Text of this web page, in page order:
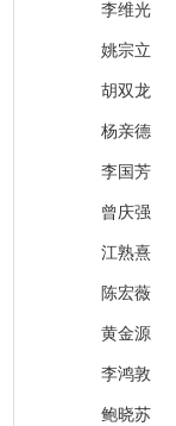
李维光
姚宗立
胡双龙
杨亲德
李国芳
曾庆强
江熟熹
陈宏薇
黄金源
李鸿敦
鲍晓苏